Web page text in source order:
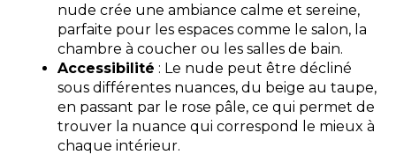
nude crée une ambiance calme et sereine,
parfaite pour les espaces comme le salon, la
chambre à coucher ou les salles de bain.
Accessibilité : Le nude peut être décliné
sous différentes nuances, du beige au taupe,
en passant par le rose pâle, ce qui permet de
trouver la nuance qui correspond le mieux à
chaque intérieur.